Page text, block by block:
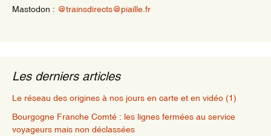
Mastodon : @trainsdirects@piaille.fr
Les derniers articles
Le réseau des origines à nos jours en carte et en vidéo (1)
Bourgogne Franche Comté : les lignes fermées au service
voyageurs mais non déclassées